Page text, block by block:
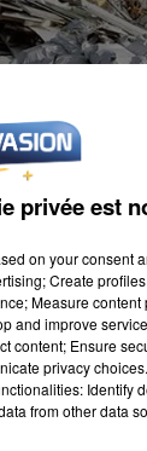
sous-
privée est
on your consent
Create
Measure
and improve
Ensure
privacy
Identify
from other data